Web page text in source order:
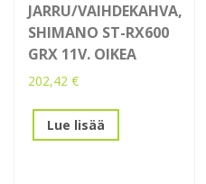
JARRU/VAIHDEKAHVA,
SHIMANO ST-RX600
GRX 11V. OIKEA
202,42 €
Lue lisää